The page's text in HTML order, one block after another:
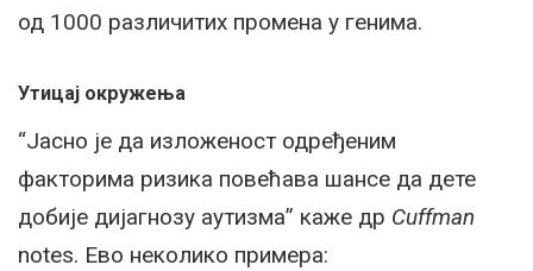
од 1000 различитих промена у генима.
Утицај окружења
“Јасно је да изложеност одређеним
факторима ризика повећава шансе да дете
добије дијагнозу аутизма” каже др Cuffman
notes. Ево неколико примера: